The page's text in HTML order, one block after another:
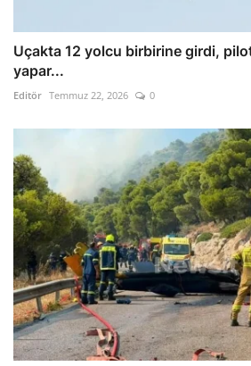
Uçakta 12 yolcu birbirine girdi,
yapar...
Editör Temmuz 22, 2026 0